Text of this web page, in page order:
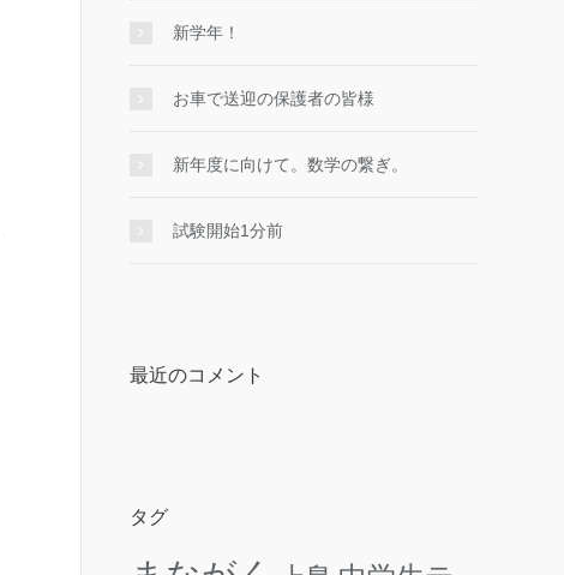
新学年！
お車で送迎の保護者の皆様
新年度に向けて。数学の繋ぎ。
試験開始1分前
最近のコメント
タグ